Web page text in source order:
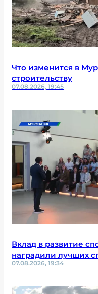
Что изменится в
строительству
07.08.2026, 19:45
Вклад в развитие
наградили лучших
07.08.2026, 19:34